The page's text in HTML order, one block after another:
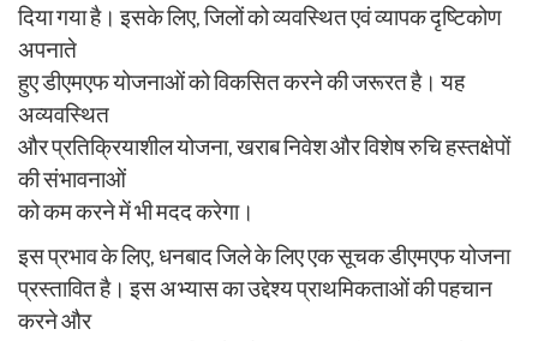
दिया गया है। इसके लिए, जिलों को व्यवस्थित एवं व्यापक दृष्टिकोण
अपनाते
हुए डीएमएफ योजनाओं को विकसित करने की जरूरत है। यह
अव्यवस्थित
और प्रतिक्रियाशील योजना, खराब निवेश और विशेष रुचि हस्तक्षेपों
की संभावनाओं
को कम करने में भी मदद करेगा।
इस प्रभाव के लिए, धनबाद जिले के लिए एक सूचक डीएमएफ योजना
प्रस्तावित है। इस अभ्यास का उद्देश्य प्राथमिकताओं की पहचान
करने और